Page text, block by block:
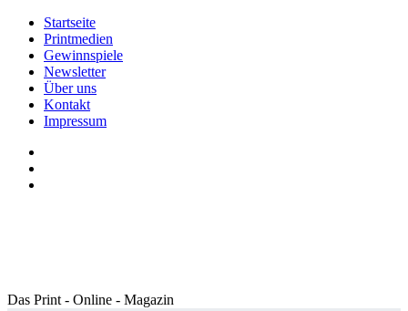
Startseite
Printmedien
Gewinnspiele
Newsletter
Über uns
Kontakt
Impressum
Das Print - Online - Magazin